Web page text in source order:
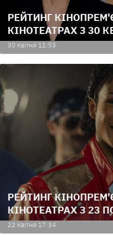
РЕЙТИНГ
КІНОТЕАТРАХ З 30
30 Квiтня 11:53
РЕЙТИНГ
КІНОТЕАТРАХ З 23
22 Квiтня 17:34